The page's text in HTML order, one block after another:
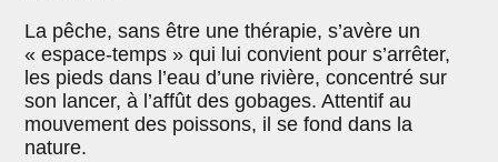
La pêche, sans être une thérapie, s’avère un
« espace-temps » qui lui convient pour s’arrêter,
les pieds dans l’eau d’une rivière, concentré sur
son lancer, à l’affût des gobages. Attentif au
mouvement des poissons, il se fond dans la
nature.